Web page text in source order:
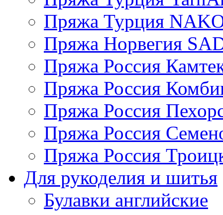
Пряжа Турция
Пряжа Норвегия
Пряжа Россия
Пряжа Россия
Пряжа Россия
Пряжа Россия
Пряжа Россия
Для рукоделия и шитья
Булавки английские